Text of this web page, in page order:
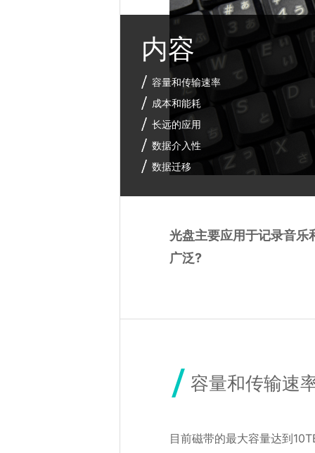
内容
容量和传输速率
成本和能耗
长远的应用
数据介入性
数据迁移
光盘主要应用于记录音乐
广泛?
容量和传输速
目前磁带的最大容量达到